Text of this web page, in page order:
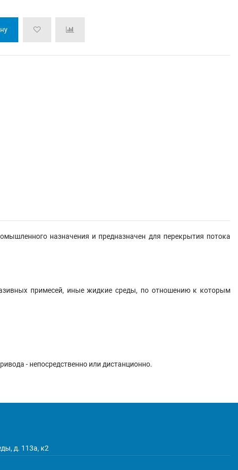
назначения и предназначен для перекрытия потока
примесей, иные жидкие среды, по отношению к которым
- непосредственно или дистанционно.
д. 113а, к2